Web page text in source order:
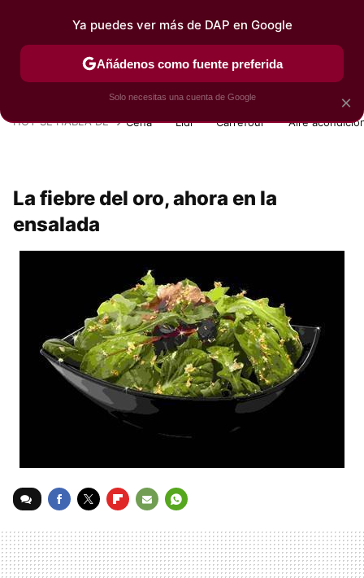
POSTRES VIAJES SELECCIÓN VEGUI
HOY SE HABLA DE Cena Lidl Carrefour Aire
La fiebre del oro, ahora en la
ensalada
MAIL
×
Ya puedes ver más de DAP en Google
Añádenos como fuente preferida
Solo necesitas una cuenta de Google